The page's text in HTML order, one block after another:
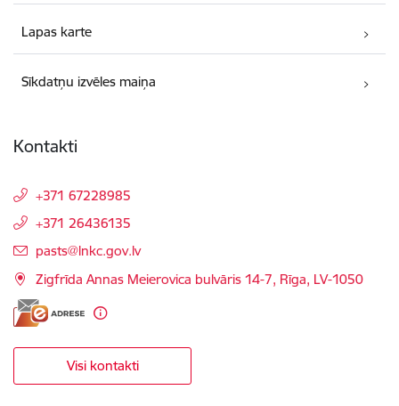
Lapas karte
Sīkdatņu izvēles maiņa
Kontakti
+371 67228985
+371 26436135
E-pasts:
pasts@lnkc.gov.lv
Zigfrīda Annas Meierovica bulvāris 14-7, Rīga, LV-1050
Visi kontakti